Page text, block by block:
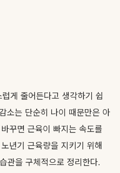
게 줄어든다고 생각하기 쉽
소는 단순히 나이 때문만은 아
꾸면 근육이 빠지는 속도를
년기 근육량을 지키기 위해
관을 구체적으로 정리한다.